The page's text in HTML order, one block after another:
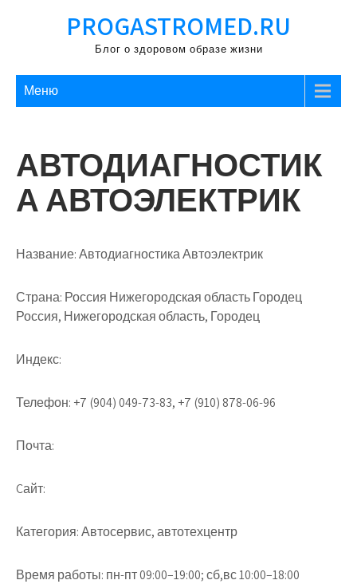
PROGASTROMED.RU
Блог о здоровом образе жизни
Меню
АВТОДИАГНОСТИК
А АВТОЭЛЕКТРИК
Название:Автодиагностика Автоэлектрик
Страна: Россия Нижегородская область Городец
Россия, Нижегородская область, Городец
Индекс:
Телефон: +7 (904) 049-73-83, +7 (910) 878-06-96
Почта:
Cайт:
Категория:Автосервис, автотехцентр
Время работы: пн-пт 09:00–19:00; сб,вс 10:00–18:00